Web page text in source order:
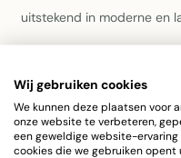
uitstekend in moderne en
grenenhout, een
Compacte
van 40 cm, ideaal
Klassieke
Wij gebruiken cookies
We kunnen deze plaatsen voor
onze website te verbeteren,
een geweldige website-
cookies die we gebruiken opent